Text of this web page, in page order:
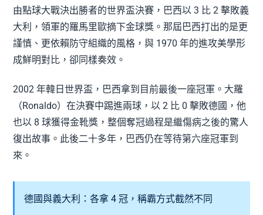
由點球大戰決出勝者的世界盃決賽，巴西以 3 比 2 擊敗義
大利，領軍的羅馬里歐摘下金球獎。那屆巴西打出的是更
謹慎、更依賴防守組織的風格，與 1970 年的進攻美學形
成鮮明對比，卻同樣奏效。
2002 年韓日世界盃，巴西拿到目前最後一座冠軍。大羅
（Ronaldo）在決賽中踢進兩球，以 2 比 0 擊敗德國，他
也以 8 球獲得金靴獎，整個奪冠過程是繼傷病之後的驚人
復出故事。此後二十多年，巴西仍在等待第六座冠軍到
來。
德國與義大利：各拿 4 冠，稱霸方式截然不同